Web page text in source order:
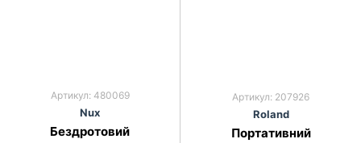
Артикул: 480069
Nux
Бездротовий
Артикул: 207926
Ro­land
Портативний